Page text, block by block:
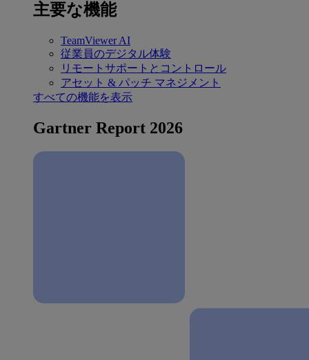
主要な機能
TeamViewer AI
従業員のデジタル体験
リモートサポートとコントロール
アセット & パッチ マネジメント
すべての機能を表示
Gartner Report 2026